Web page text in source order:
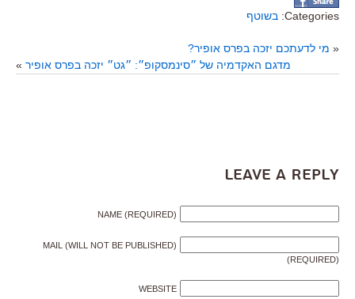
Categories: בשוטף
« מי לדעתכם יזכה בפרס אופיר?
מדגם האקדמיה של ״סינמסקופ״: ״גט״ יזכה בפרס אופיר »
Leave a Reply
NAME (REQUIRED)
MAIL (WILL NOT BE PUBLISHED)
(REQUIRED)
WEBSITE